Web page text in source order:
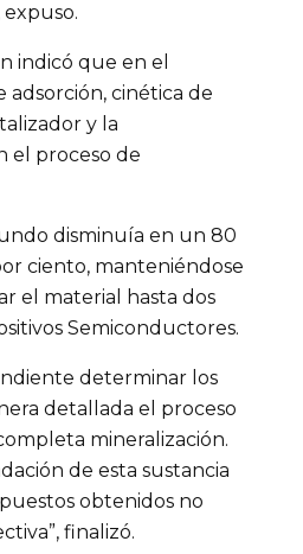
expuso.
indicó que en el
adsorción, cinética de
y la
el proceso de
disminuía en un 80
ciento, manteniéndose
el material hasta dos
Semiconductores.
determinar los
detallada el proceso
mineralización.
de esta sustancia
obtenidos no
finalizó.